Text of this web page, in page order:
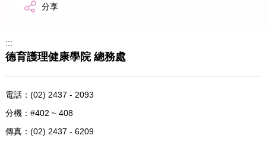
分享
:::
德育護理健康學院 總務處
電話： (02) 2437 - 2093
分機：#402 ~ 408
傳真：(02) 2437 - 6209